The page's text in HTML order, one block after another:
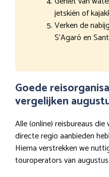
jetskiën of
Verken de
S’Agaró en
Goede
vergelijken
Alle (online) reisbureaus
directe regio aanbieden
Hierna verstrekken we
touroperators van